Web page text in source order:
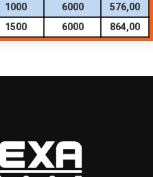
1000 6000
576,00
1500 6000 864,00